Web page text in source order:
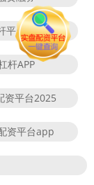
平台排行
杆APP
资平台2025
资平台app